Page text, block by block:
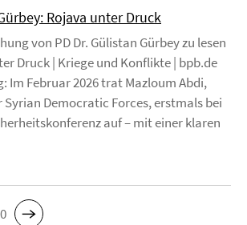
Rojava unter Druck
von PD Dr. Gülistan Gürbey zu lesen
Druck | Kriege und Konflikte | bpb.de
Im Februar 2026 trat Mazloum Abdi,
Democratic Forces, erstmals bei
auf – mit einer klaren